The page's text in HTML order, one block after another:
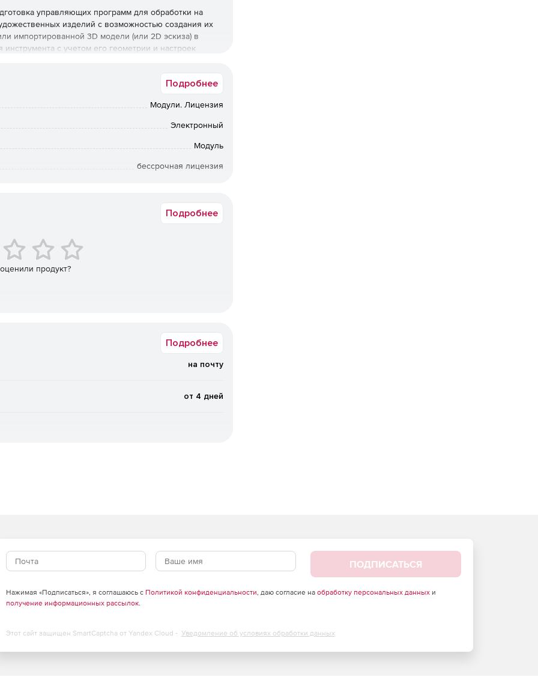
управляющих программ для обработки на
изделий с возможностью создания их
импортированной 3D модели (или 2D эскиза) в
с учетом его геометрии и настроек
программ практически для всех видов
G-mill;
Подробнее
Модули. Лицензия
Электронный
Модуль
бессрочная лицензия
Подробнее
продукт?
Подробнее
на почту
от 4 дней
ПОДПИСАТЬСЯ
Нажимая «Подписаться», я соглашаюсь с Политикой конфиденциальности, даю согласие на обработку персональных данныхи
получение информационных рассылок.
Этот сайт защищен SmartCaptcha от Yandex Cloud - Уведомление об условиях обработки данных